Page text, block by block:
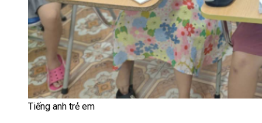
Tiếng anh trẻ em